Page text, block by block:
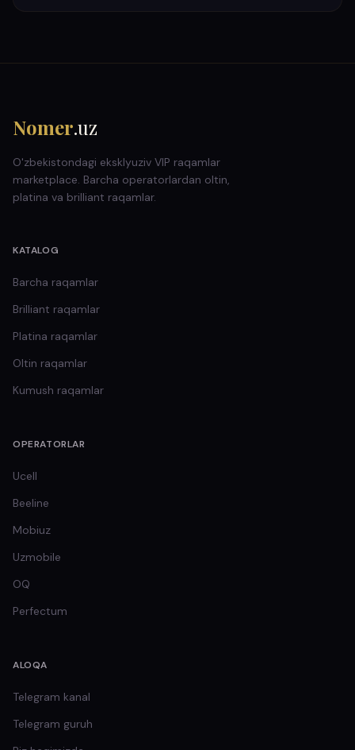
Nomer.uz
O'zbekistondagi eksklyuziv VIP raqamlar
marketplace. Barcha operatorlardan oltin,
platina va brilliant raqamlar.
KATALOG
Barcha raqamlar
Brilliant raqamlar
Platina raqamlar
Oltin raqamlar
Kumush raqamlar
OPERATORLAR
Ucell
Beeline
Mobiuz
Uzmobile
OQ
Perfectum
ALOQA
Telegram kanal
Telegram guruh